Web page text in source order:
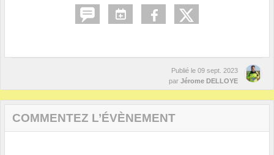
Publié le 09 sept. 2023
par Jérome DELLOYE
COMMENTEZ L’ÉVÈNEMENT